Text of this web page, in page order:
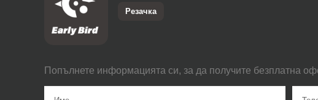
Резачка
Попълнете информацията си, за да получите безплатна